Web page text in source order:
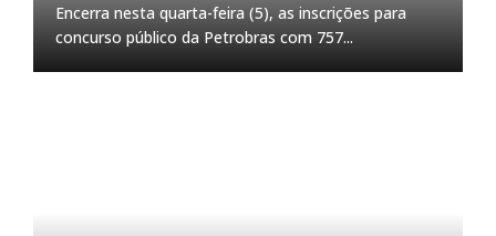
Encerra nesta quarta-feira (5), as inscrições para
concurso público da Petrobras com 757...